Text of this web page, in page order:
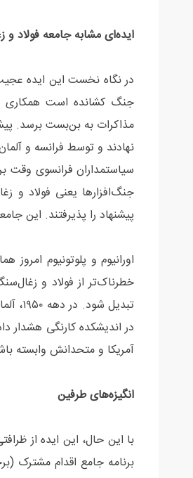
ایده‌ای مشابه جامعه فولاد و
در نگاه نخست این ایده
جنگ کشانده است همکاری
نهادند و توسط فرانسه و
سیاستمداران فرانسوی وقت
جنگ‌افزارها یعنی فولاد و
پیشنهاد را پذیرفتند. این
اورانیوم و پلوتونیوم
خطرناک‌تر از فولاد و
در اندیشکده کارنگی هشدار
آمریکا و متحدانش وابسته
انگیزه‌های طرفین
با این حال، این ایده از
برنامه جامع اقدام مشترک